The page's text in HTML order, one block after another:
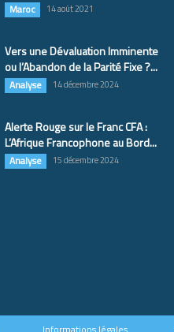
Maroc 14 août 2021
Vers une Dévaluation Imminente
ou l’Abandon de la Parité Fixe ?...
Analyse 14 décembre 2024
Alerte Rouge sur le Franc CFA :
L’Afrique Francophone au Bord...
Analyse 15 décembre 2024